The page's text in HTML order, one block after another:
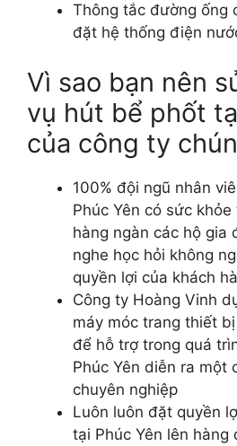
Thông tắc đường ống
đặt hệ thống điện
Vì sao bạn nên
vụ hút bể phốt
của công ty
100% đội ngũ nhân
Phúc Yên có sức
hàng ngàn các hộ gia
nghe học hỏi không
quyền lợi của khách
Công ty Hoàng Vinh
máy móc trang thiết
để hỗ trợ trong quá
Phúc Yên diễn ra một
chuyên nghiệp
Luôn luôn đặt quyền
tại Phúc Yên lên hàng